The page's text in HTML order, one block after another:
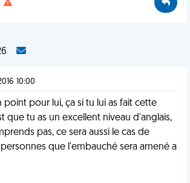
10:00
point pour lui, ça si tu lui as fait cette
que tu as un excellent niveau d'anglais,
pas, ce sera aussi le cas de
que l'embauché sera amené a